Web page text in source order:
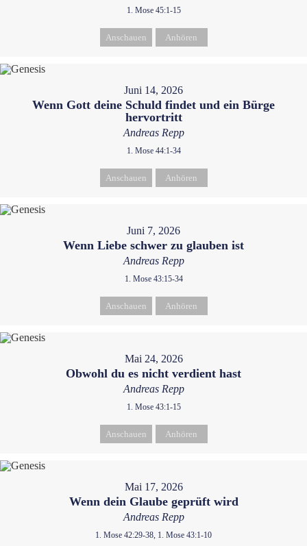
1. Mose 45:1-15
Anschauen Anhören
Juni 14, 2026
Wenn Gott deine Schuld findet und ein Bürge
hervortritt
Andreas Repp
1. Mose 44:1-34
Anschauen Anhören
Juni 7, 2026
Wenn Liebe schwer zu glauben ist
Andreas Repp
1. Mose 43:15-34
Anschauen Anhören
Mai 24, 2026
Obwohl du es nicht verdient hast
Andreas Repp
1. Mose 43:1-15
Anschauen Anhören
Mai 17, 2026
Wenn dein Glaube geprüft wird
Andreas Repp
1. Mose 42:29-38, 1. Mose 43:1-10